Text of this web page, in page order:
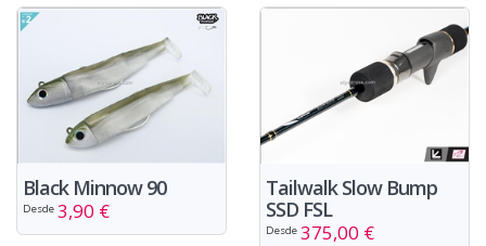
Black Minnow 90
Desde 3,90 €
Tailwalk Slow Bump
SSD FSL
Desde 375,00 €